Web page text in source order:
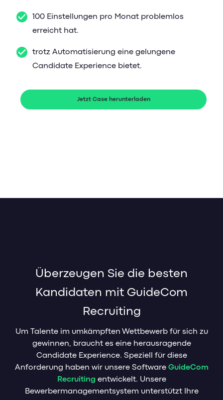
100 Einstellungen pro Monat problemlos
erreicht hat.
trotz Automatisierung eine gelungene
Candidate Experience bietet.
Jetzt Case herunterladen
Überzeugen Sie die besten
Kandidaten mit GuideCom
Recruiting
Um Talente im umkämpften Wettbewerb für sich zu
gewinnen, braucht es eine herausragende
Candidate Experience. Speziell für diese
Anforderung haben wir unsere Software GuideCom
Recruiting entwickelt. Unsere
Bewerbermanagementsystem unterstützt Ihre